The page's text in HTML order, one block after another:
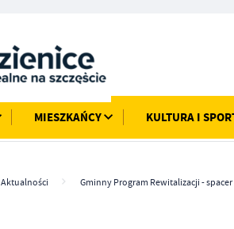
MIESZKAŃCY KULTURA I
Aktualności Gminny Program Rewitalizacji -